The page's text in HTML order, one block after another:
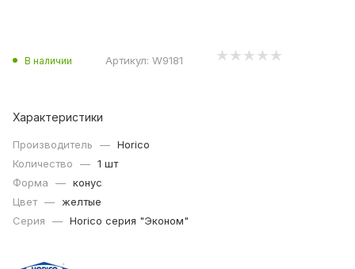
В наличии Артикул: W9181
Характеристики
Производитель — Horico
Количество
— 1 шт
Форма
— конус
Цвет —
желтые
Серия
— Horico серия "Эконом"